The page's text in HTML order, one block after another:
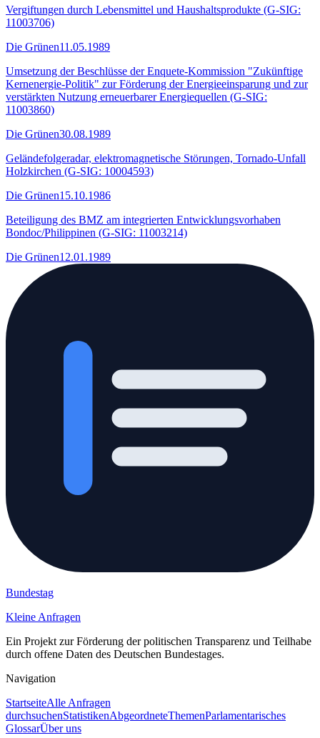
Vergiftungen durch Lebensmittel und Haushaltsprodukte (G-SIG:
11003706)
Die Grünen11.05.1989
Umsetzung der Beschlüsse der Enquete-Kommission "Zukünftige
Kernenergie-Politik" zur Förderung der Energieeinsparung und zur
verstärkten Nutzung erneuerbarer Energiequellen (G-SIG:
11003860)
Die Grünen30.08.1989
Geländefolgeradar, elektromagnetische Störungen, Tornado-Unfall
Holzkirchen (G-SIG: 10004593)
Die Grünen15.10.1986
Beteiligung des BMZ am integrierten Entwicklungsvorhaben
Bondoc/Philippinen (G-SIG: 11003214)
Die Grünen12.01.1989
Bundestag
Kleine Anfragen
Ein Projekt zur Förderung der politischen Transparenz und Teilhabe
durch offene Daten des Deutschen Bundestages.
Navigation
StartseiteAlle Anfragen
durchsuchenStatistikenAbgeordneteThemenParlamentarisches
GlossarÜber uns